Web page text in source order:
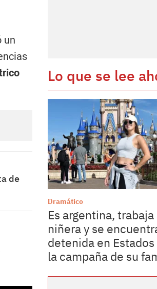
un
de
Lo que se lee
Dramático
Es argentina,
niñera y se
detenida en
la campaña de su